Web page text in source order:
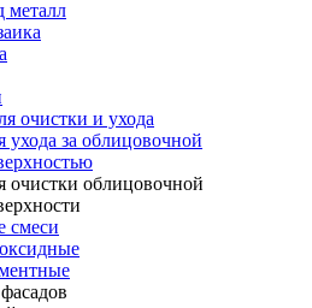
металл
очистки и ухода
ухода за облицовочной
очистки облицовочной
смеси